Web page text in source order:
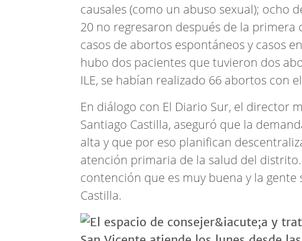
causales (como un abuso sexual); ocho
20 no regresaron después de la
casos de abortos espontáneos y casos
hubo dos pacientes que tuvieron dos
ILE, se habían realizado 66 abortos con
En diálogo con El Diario Sur, el director
Santiago Castilla, aseguró que la
alta y que por eso planifican
atención primaria de la salud del
contención que es muy buena y la
Castilla.